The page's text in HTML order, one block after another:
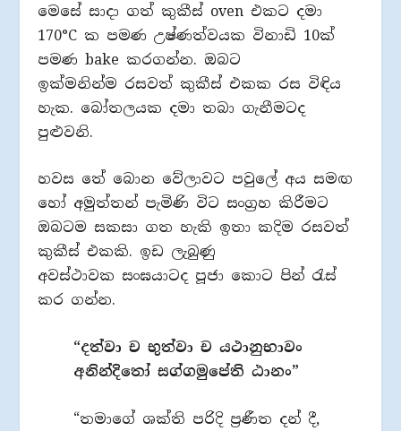
මෙසේ සාදා ගත් කුකීස් oven එකට දමා
170°C ක පමණ උෂ්ණත්වයක විනාඩි 10ක්
පමණ bake කරගන්න. ඔබට
ඉක්මනින්ම රසවත් කුකීස් එකක රස විඳිය
හැක. බෝතලයක දමා තබා ගැනීමටද
පුළුවනි.
හවස තේ බොන වේලාවට පවුලේ අය සමඟ
හෝ අමුත්තන් පැමිණි විට සංග්‍රහ කිරීමට
ඔබටම සකසා ගත හැකි ඉතා කදිම රසවත්
කුකීස් එකකි. ඉඩ ලැබුණු
අවස්ථාවක සංඝයාටද පූජා කොට පින් රැස්
කර ගන්න.
“දත්වා ච භුත්වා ච යථානුභාවං
අනින්දිතෝ සග්ගමුපේති ඨානං”
“තමාගේ ශක්ති පරිදි ප්‍රණීත දන් දී,